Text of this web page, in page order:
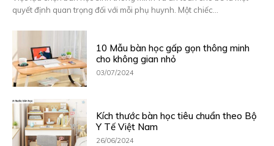
quyết định quan trọng đối với mỗi phụ huynh. Một chiếc...
10 Mẫu bàn học gấp gọn thông minh
cho không gian nhỏ
03/07/2024
Kích thước bàn học tiêu chuẩn theo Bộ
Y Tế Việt Nam
26/06/2024